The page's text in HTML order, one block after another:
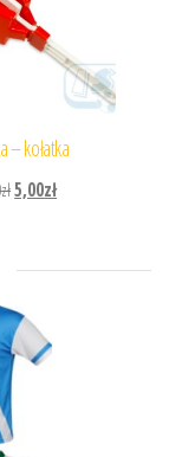
– kołatka
złPierwotna cena wynosiła:
5,00złAktualna cena